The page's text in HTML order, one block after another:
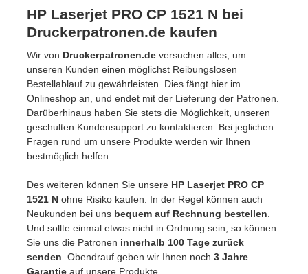
HP Laserjet PRO CP 1521 N bei
Druckerpatronen.de kaufen
Wir von Druckerpatronen.de versuchen alles, um
unseren Kunden einen möglichst Reibungslosen
Bestellablauf zu gewährleisten. Dies fängt hier im
Onlineshop an, und endet mit der Lieferung der Patronen.
Darüberhinaus haben Sie stets die Möglichkeit, unseren
geschulten Kundensupport zu kontaktieren. Bei jeglichen
Fragen rund um unsere Produkte werden wir Ihnen
bestmöglich helfen.
Des weiteren können Sie unsere HP Laserjet PRO CP
1521 N ohne Risiko kaufen. In der Regel können auch
Neukunden bei uns bequem auf Rechnung bestellen
Und sollte einmal etwas nicht in Ordnung sein, so können
Sie uns die Patronen innerhalb 100 Tage zurück
senden . Obendrauf geben wir Ihnen noch 3 Jahre
Garantie auf unsere Produkte.